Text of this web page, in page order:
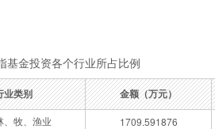
基金投资各个行业所占比例
业类别 金额（万元）
、牧、渔业 1709.591876